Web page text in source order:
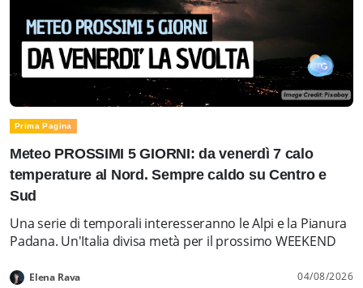
Prima Pagina
Meteo PROSSIMI 5 GIORNI: da venerdì 7 calo
temperature al Nord. Sempre caldo su Centro e
Sud
Una serie di temporali interesseranno le Alpi e la Pianura
Padana. Un'Italia divisa metà per il prossimo WEEKEND
Elena Rava 04/08/2026